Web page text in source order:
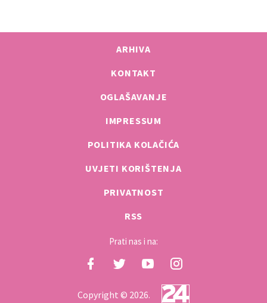
ARHIVA
KONTAKT
OGLAŠAVANJE
IMPRESSUM
POLITIKA KOLAČIĆA
UVJETI KORIŠTENJA
PRIVATNOST
RSS
Prati nas i na:
Copyright © 2026.